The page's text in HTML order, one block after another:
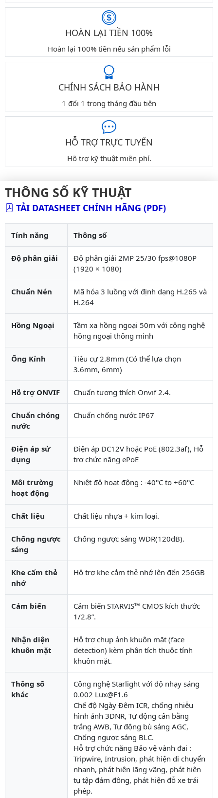
HOÀN LẠI TIỀN 100%
Hoàn lại 100% tiền nếu sản phẩm lỗi
CHÍNH SÁCH BẢO HÀNH
1 đổi 1 trong tháng đầu tiên
HỖ TRỢ TRỰC TUYẾN
Hỗ trợ kỹ thuật miễn phí.
THÔNG SỐ KỸ THUẬT
TẢI DATASHEET CHÍNH HÃNG (PDF)
Tính năng Thông số
Độ phân giải
Độ phân giải 2MP 25/30 fps@1080P
(1920 × 1080)
Chuẩn Nén
Mã hóa 3 luồng với định dạng H.265 và
H.264
Hồng Ngoại
Tầm xa hồng ngoại 50m với công nghệ
hồng ngoại thông minh
Ống Kính
Tiêu cự 2.8mm (Có thể lựa chọn
3.6mm, 6mm)
Hỗ trợ ONVIF Chuẩn tương thích Onvif 2.4.
Chuẩn chóng
nước
Chuẩn chống nước IP67
Điện áp sử
dụng
Điện áp DC12V hoặc PoE (802.3af), Hỗ
trợ chức năng ePoE
Môi trường
hoạt động
Nhiệt độ hoạt động : -40°C to +60°C
Chất liệu Chất liệu nhựa + kim loại.
Chống ngược
sáng
Chống ngược sáng WDR(120dB).
Khe cấm thẻ
nhớ
Hỗ trợ khe cắm thẻ nhớ lên đến 256GB
Cảm biến
Cảm biến STARVIS™ CMOS kích thước
1/2.8”.
Nhận diện
khuôn mặt
Hỗ trợ chụp ảnh khuôn mặt (face
detection) kèm phân tích thuộc tính
khuôn mặt.
Thông số
khác
Công nghệ Starlight với độ nhạy sáng
0.002 Lux@F1.6
Chế độ Ngày Đêm ICR, chống nhiễu
hình ảnh 3DNR, Tự động cân bằng
trắng AWB, Tự động bù sáng AGC,
Chống ngược sáng BLC.
Hỗ trợ chức năng Bảo vệ vành đai :
Tripwire, Intrusion, phát hiện di chuyển
nhanh, phát hiện lãng vãng, phát hiện
tụ tập đám đông, phát hiện đỗ xe trái
phép.